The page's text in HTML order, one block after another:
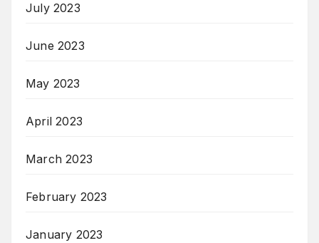
July 2023
June 2023
May 2023
April 2023
March 2023
February 2023
January 2023